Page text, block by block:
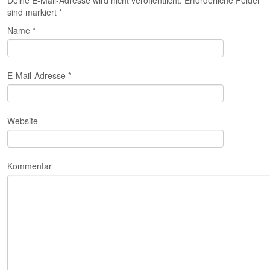
sind markiert *
Name *
E-Mail-Adresse *
Website
Kommentar